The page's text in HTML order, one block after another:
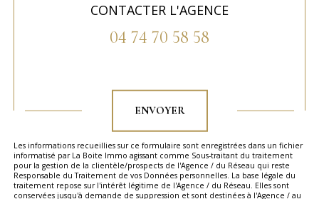
CONTACTER L'AGENCE
04 74 70 58 58
ENVOYER
Les informations recueillies sur ce formulaire sont enregistrées dans un fichier
informatisé par La Boite Immo agissant comme Sous-traitant du traitement
pour la gestion de la clientèle/prospects de l'Agence / du Réseau qui reste
Responsable du Traitement de vos Données personnelles. La base légale du
traitement repose sur l'intérêt légitime de l'Agence / du Réseau. Elles sont
conservées jusqu'à demande de suppression et sont destinées à l'Agence / au